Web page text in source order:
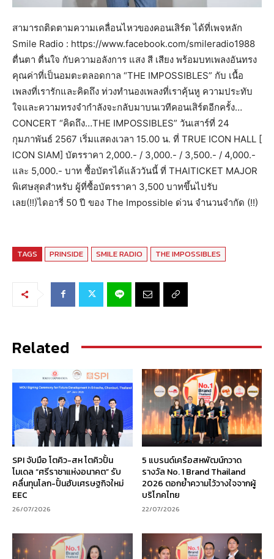
สามารถติดตามความเคลื่อนไหวของคอนเสิร์ต ได้ที่เพจหลัก
Smile Radio : https://www.facebook.com/smileradio1988
ตื่นตา ตื่นใจ กับความอลังการ แสง สี เสียง พร้อมบทเพลงอันทรง
คุณค่าที่เป็นอมตะตลอดกาล “THE IMPOSSIBLES” กับ เนื้อ
เพลงที่เรารักและคิดถึง ท่วงทำนองเพลงที่เราคุ้นหู ความประทับ
ใจและความทรงจำกำลังจะกลับมาบนเวทีคอนเสิร์ตอีกครั้ง…
CONCERT “คิดถึง…THE IMPOSSIBLES” วันเสาร์ที่ 24
กุมภาพันธ์ 2567 เริ่มแสดงเวลา 15.00 น. ที่ TRUE ICON HALL [
ICON SIAM] บัตรราคา 2,000.- / 3,000.- / 3,500.- / 4,000.-
และ 5,000.- บาท ซื้อบัตรได้แล้ววันนี้ ที่ THAITICKET MAJOR
พิเศษสุดสำหรับ ผู้ที่ซื้อบัตรราคา 3,500 บาทขึ้นไปรับ
เลย(!!)ไดอารี่ 50 ปี ของ The Impossible ด่วน จำนวนจำกัด (!!)
TAGS PRINSIDE SMILE RADIO THE IMPOSSIBLES
Related
SPI จับมือ โตคิว-สห โตคิวปั้น
โมเดล “ศรีราชาแห่งอนาคต” รับ
คลื่นทุนโลก-ปั้นฮับเศรษฐกิจใหม่
EEC
26/07/2026
5 แบรนด์เครือสหพัฒน์กวาด
รางวัล No. 1 Brand Thailand
2026 ตอกย้ำความไว้วางใจจากผู้
บริโภคไทย
22/07/2026